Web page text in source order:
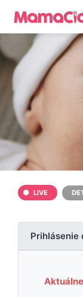
LIVE
Prihlásenie